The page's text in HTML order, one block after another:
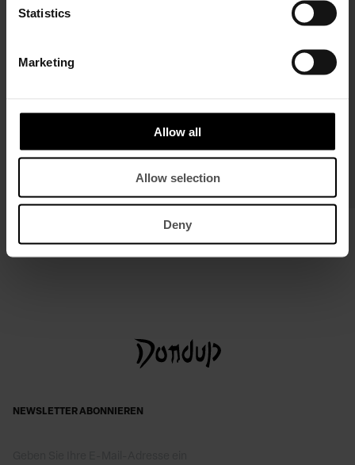
Statistics
Marketing
Allow all
Allow selection
Deny
€ 202,00
€ 310,00
€ 341,00
€ 525,00
NEWSLETTER ABONNIEREN